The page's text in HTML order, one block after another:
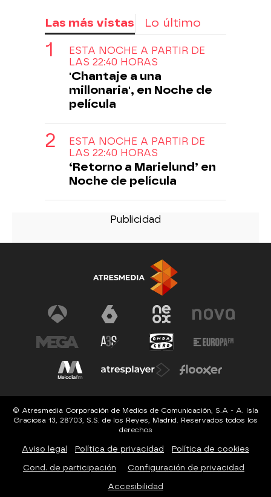
Las más vistas Lo último
ESTA NOCHE A PARTIR DE
LAS 22:40 HORAS
'Chantaje a una
millonaria', en Noche de
película
ESTA NOCHE A PARTIR DE
LAS 22:40 HORAS
‘Retorno a Marielund’ en
Noche de película
© Atresmedia Corporación de Medios de Comunicación, S.A - A. Isla
Graciosa 13, 28703, S.S. de los Reyes, Madrid. Reservados todos los
derechos
Aviso legal Política de privacidad Política de cookies
Cond. de participación Configuración de privacidad
Accesibilidad